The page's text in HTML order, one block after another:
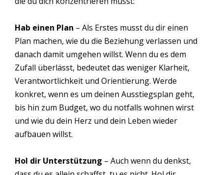
Hab einen Plan – Als Erstes musst du dir einen
Plan machen, wie du die Beziehung verlassen und
danach damit umgehen willst. Wenn du es dem
Zufall überlässt, bedeutet das weniger Klarheit,
Verantwortlichkeit und Orientierung. Werde
konkret, wenn es um deinen Ausstiegsplan geht,
bis hin zum Budget, wo du notfalls wohnen wirst
und wie du dein Herz und dein Leben wieder
aufbauen willst.
Hol dir Unterstützung – Auch wenn du denkst,